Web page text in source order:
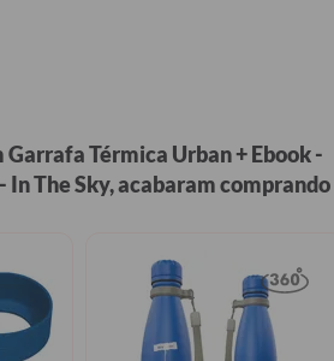
Garrafa Térmica Urban + Ebook -
In The Sky, acabaram comprando